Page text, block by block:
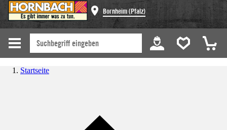
Bornheim (Pfalz)
Startseite